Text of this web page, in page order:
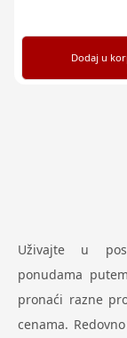
Dodaj u
Uživajte u
ponudama
pronaći razne
cenama.